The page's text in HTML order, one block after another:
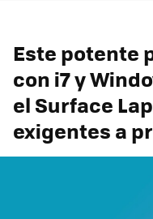
Este potente
con i7 y
el Surface
exigentes a